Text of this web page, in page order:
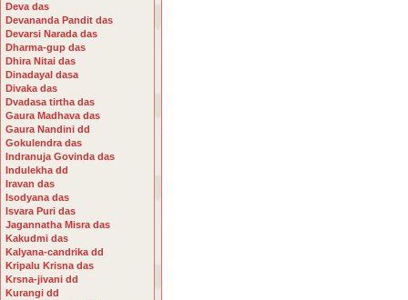
Deva das
Devananda Pandit das
Devarsi Narada das
Dharma-gup das
Dhira Nitai das
Dinadayal dasa
Divaka das
Dvadasa tirtha das
Gaura Madhava das
Gaura Nandini dd
Gokulendra das
Indranuja Govinda das
Indulekha dd
Iravan das
Isodyana das
Isvara Puri das
Jagannatha Misra das
Kakudmi das
Kalyana-candrika dd
Kripalu Krisna das
Krsna-jivani dd
Kurangi dd